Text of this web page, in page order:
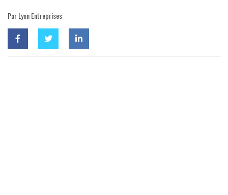
Par Lyon Entreprises